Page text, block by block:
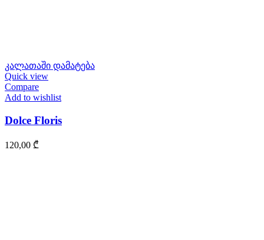
კალათაში დამატება
Quick view
Compare
Add to wishlist
Dolce Floris
120,00 ₾